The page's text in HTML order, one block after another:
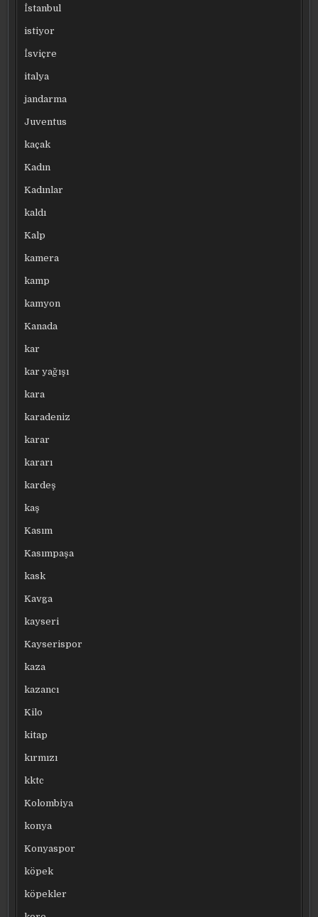
İstanbul
istiyor
İsviçre
italya
jandarma
Juventus
kaçak
Kadın
Kadınlar
kaldı
Kalp
kamera
kamp
kamyon
Kanada
kar
kar yağışı
kara
karadeniz
karar
kararı
kardeş
kaş
Kasım
Kasımpaşa
kask
Kavga
kayseri
Kayserispor
kaza
kazancı
Kilo
kitap
kırmızı
kktc
Kolombiya
konya
Konyaspor
köpek
köpekler